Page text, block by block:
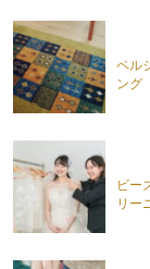
ペル
ング
ビー
リー